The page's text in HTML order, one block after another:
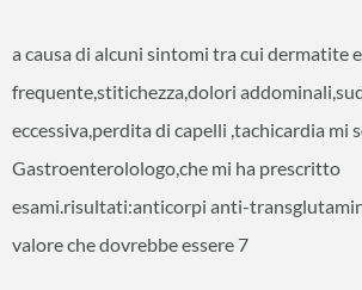
a causa di alcuni sintomi tra cui dermatite
frequente,stitichezza,dolori
eccessiva,perdita di capelli ,tachicardia mi
Gastroenterolologo,che mi ha prescritto
esami.risultati:anticorpi anti-
valore che dovrebbe essere 7